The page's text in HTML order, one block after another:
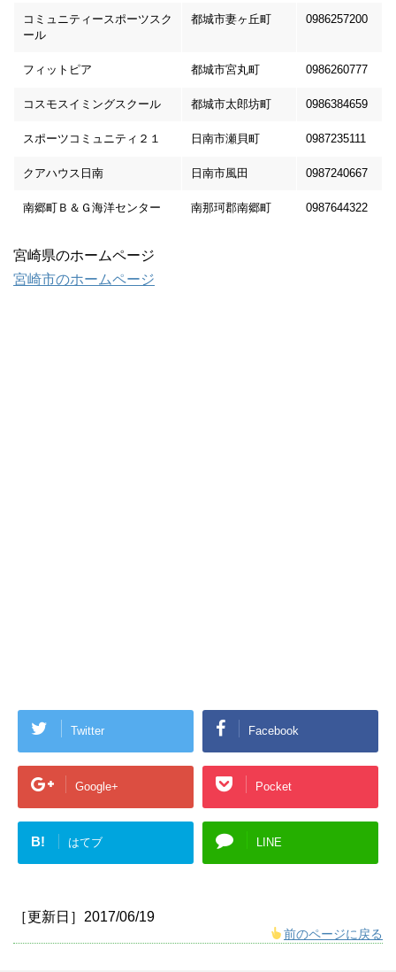
コミュニティースポーツスク
ール
都城市妻ヶ丘町 0986257200
フィットピア 都城市宮丸町 0986260777
コスモスイミングスクール 都城市太郎坊町 0986384659
スポーツコミュニティ２１ 日南市瀬貝町 0987235111
クアハウス日南 日南市風田 0987240667
南郷町Ｂ＆Ｇ海洋センター 南那珂郡南郷町 0987644322
宮崎県のホームページ
宮崎市のホームページ
Twitter Facebook
Google+ Pocket
B! はてブ LINE
［更新日］2017/06/19
前のページに戻る